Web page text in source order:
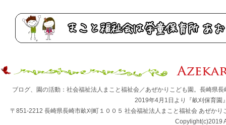
ブログ、園の活動：社会福祉法人まこと福祉会／あぜかりこども園。長崎
2019年4月1日より『畝刈保育園
〒851-2212 長崎県長崎市畝刈町１００５ 社会福祉法人まこと福祉会 あぜ
Copylight(c)2019